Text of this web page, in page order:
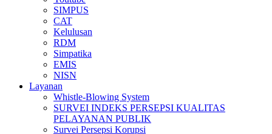
SIMPUS
CAT
Kelulusan
RDM
Simpatika
EMIS
NISN
Layanan
Whistle-Blowing System
SURVEI INDEKS PERSEPSI KUALITAS
PELAYANAN PUBLIK
Survei Persepsi Korupsi